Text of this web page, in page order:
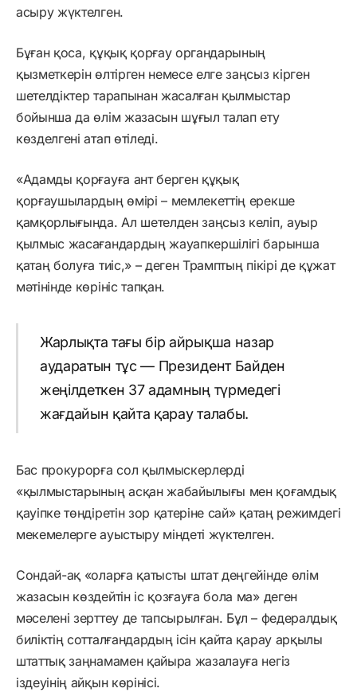
асыру жүктелген.
Бұған қоса, құқық қорғау органдарының
қызметкерін өлтірген немесе елге заңсыз кірген
шетелдіктер тарапынан жасалған қылмыстар
бойынша да өлім жазасын шұғыл талап ету
көзделгені атап өтіледі.
«Адамды қорғауға ант берген құқық
қорғаушылардың өмірі – мемлекеттің ерекше
қамқорлығында. Ал шетелден заңсыз келіп, ауыр
қылмыс жасағандардың жауапкершілігі барынша
қатаң болуға тиіс,» – деген Трамптың пікірі де құжат
мәтінінде көрініс тапқан.
Жарлықта тағы бір айрықша назар
аударатын тұс — Президент Байден
жеңілдеткен 37 адамның түрмедегі
жағдайын қайта қарау талабы.
Бас прокурорға сол қылмыскерлерді
«қылмыстарының асқан жабайылығы мен қоғамдық
қауіпке төндіретін зор қатеріне сай» қатаң режимдегі
мекемелерге ауыстыру міндеті жүктелген.
Сондай-ақ «оларға қатысты штат деңгейінде өлім
жазасын көздейтін іс қозғауға бола ма» деген
мәселені зерттеу де тапсырылған. Бұл – федералдық
биліктің сотталғандардың ісін қайта қарау арқылы
штаттық заңнамамен қайыра жазалауға негіз
іздеуінің айқын көрінісі.